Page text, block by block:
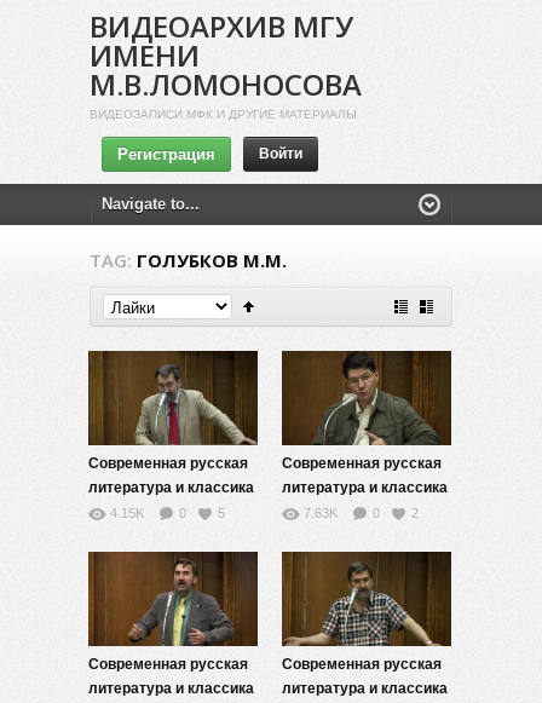
ВИДЕОАРХИВ МГУ
ИМЕНИ
М.В.ЛОМОНОСОВА
ВИДЕОЗАПИСИ МФК И ДРУГИЕ МАТЕРИАЛЫ
Регистрация Войти
TAG: ГОЛУБКОВ М.М.
Современная русская
литература и классика
XX века (модернизм,
реализм) — 11
4.15K 0 5
Современная русская
литература и классика
XX века (модернизм,
реализм) — 2
7.63K 0 2
Современная русская
литература и классика
Современная русская
литература и классика